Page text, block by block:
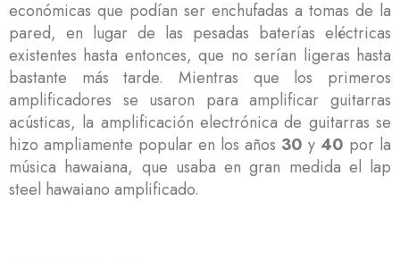
económicas que podían ser enchufadas a tomas de la
pared, en lugar de las pesadas baterías eléctricas
existentes hasta entonces, que no serían ligeras hasta
bastante más tarde. Mientras que los primeros
amplificadores se usaron para amplificar guitarras
acústicas, la amplificación electrónica de guitarras se
hizo ampliamente popular en los años 30 y 40 por la
música hawaiana, que usaba en gran medida el lap
steel hawaiano amplificado.